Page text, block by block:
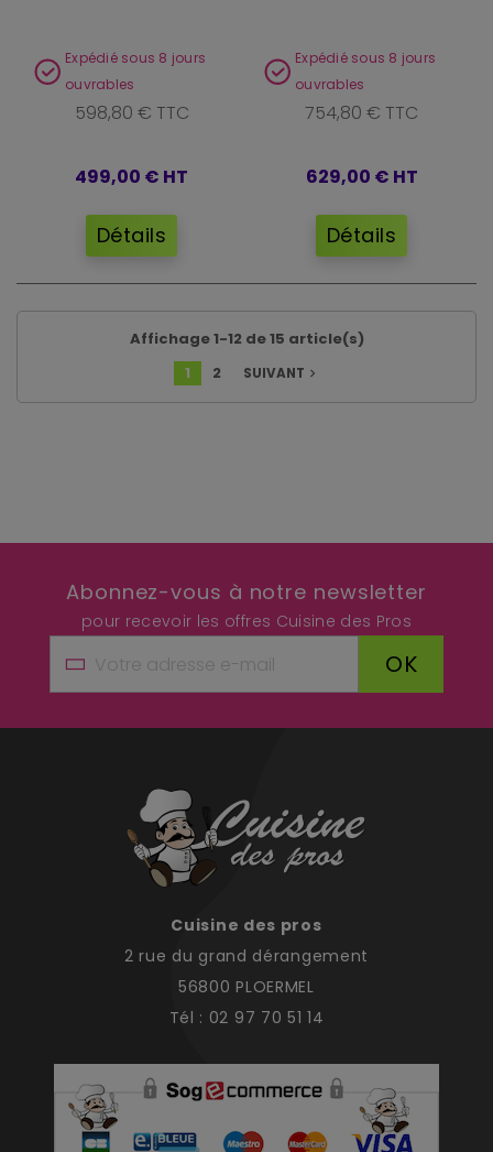
Expédié sous 8 jours
ouvrables
598,80 € TTC
499,00 € HT
Détails
Expédié sous 8 jours
ouvrables
754,80 € TTC
629,00 € HT
Détails
Affichage 1-12 de 15 article(s)
1
2 SUIVANT navigate_next
Abonnez-vous à notre newsletter
pour recevoir les offres Cuisine des Pros
OK
Cuisine des pros
2 rue du grand dérangement
56800 PLOERMEL
Tél : 02 97 70 51 14